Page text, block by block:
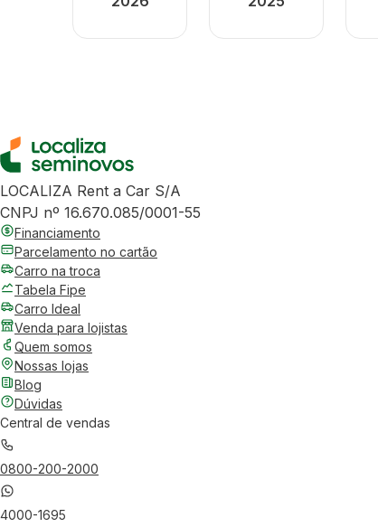
LOCALIZA Rent a Car S/A
CNPJ nº 16.670.085/0001-55
Financiamento
Parcelamento no cartão
Carro na troca
Tabela Fipe
Carro Ideal
Venda para lojistas
Quem somos
Nossas lojas
Blog
Dúvidas
Central de vendas
0800-200-2000
4000-1695